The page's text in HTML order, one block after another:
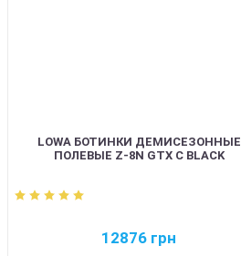
LOWA БОТИНКИ ДЕМИСЕЗОННЫЕ
ПОЛЕВЫЕ Z-8N GTX C BLACK
12876 грн